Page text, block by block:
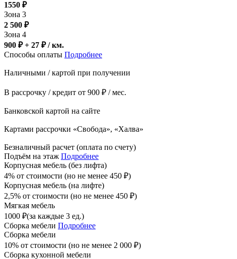
1550 ₽
Зона 3
2 500 ₽
Зона 4
900 ₽ + 27 ₽/ км.
Способы оплаты Подробнее
Наличными / картой при получении
В рассрочку / кредит от 900 ₽ / мес.
Банковской картой на сайте
Картами рассрочки «Свобода», «Халва»
Безналичный расчет (оплата по счету)
Подъём на этаж Подробнее
Корпусная мебель (без лифта)
4% от стоимости (но не менее 450 ₽)
Корпусная мебель (на лифте)
2,5% от стоимости (но не менее 450 ₽)
Мягкая мебель
1000 ₽(за каждые 3 ед.)
Сборка мебели Подробнее
Сборка мебели
10% от стоимости (но не менее 2 000 ₽)
Сборка кухонной мебели